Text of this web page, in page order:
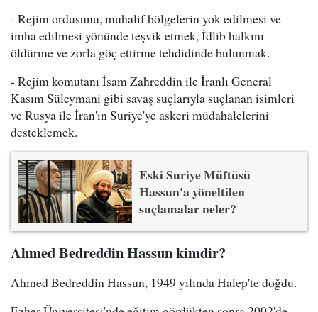
- Rejim ordusunu, muhalif bölgelerin yok edilmesi ve
imha edilmesi yönünde teşvik etmek, İdlib halkını
öldürme ve zorla göç ettirme tehdidinde bulunmak.
- Rejim komutanı İsam Zahreddin ile İranlı General
Kasım Süleymani gibi savaş suçlarıyla suçlanan isimleri
ve Rusya ile İran'ın Suriye'ye askeri müdahalelerini
desteklemek.
Eski Suriye Müftüsü
Hassun'a yöneltilen
suçlamalar neler?
Ahmed Bedreddin Hassun kimdir?
Ahmed Bedreddin Hassun, 1949 yılında Halep'te doğdu.